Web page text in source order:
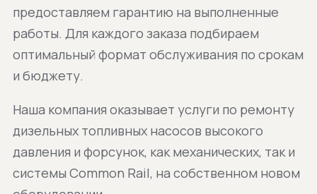
предоставляем гарантию на выполненные
работы. Для каждого заказа подбираем
оптимальный формат обслуживания по срокам
и бюджету.
Наша компания оказывает услуги по ремонту
дизельных топливных насосов высокого
давления и форсунок, как механических, так и
системы Common Rail, на собственном новом